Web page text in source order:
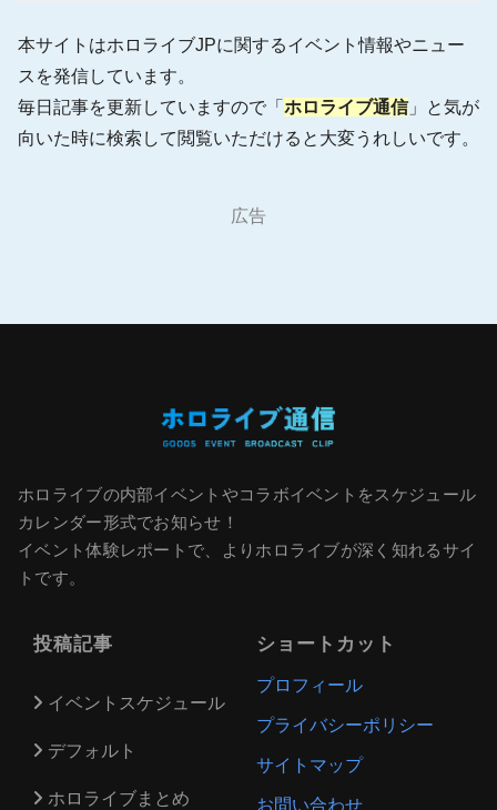
本サイトはホロライブJPに関するイベント情報やニュー
スを発信しています。
毎日記事を更新していますので「 ホロライブ通信 」と気が
向いた時に検索して閲覧いただけると大変うれしいです。
広告
ホロライブの内部イベントやコラボイベントをスケジュール
カレンダー形式でお知らせ！
イベント体験レポートで、よりホロライブが深く知れるサイ
トです。
投稿記事
イベントスケジュール
デフォルト
ホロライブまとめ
ショートカット
プロフィール
プライバシーポリシー
サイトマップ
お問い合わせ